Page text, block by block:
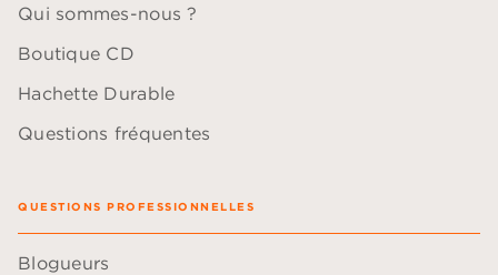
Qui sommes-nous ?
Boutique CD
Hachette Durable
Questions fréquentes
QUESTIONS PROFESSIONNELLES
Blogueurs